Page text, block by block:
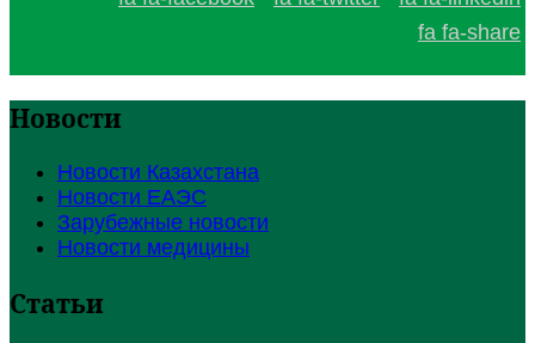
fa fa-share
Новости
Новости Казахстана
Новости ЕАЭС
Зарубежные новости
Новости медицины
Статьи